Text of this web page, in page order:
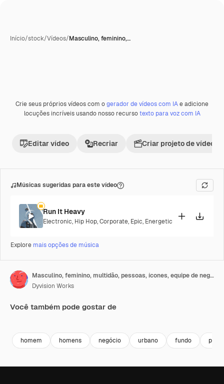
Início/stock/Vídeos/Masculino, feminino,…
Premium
Crie seus próprios vídeos com ogerador de vídeos com IAe adicione
locuções incríveis usando nosso recursotexto para voz com IA
Editar vídeo Recriar Criar projeto de vídeo
Músicas sugeridas para este vídeo
Run It Heavy
Electronic, Hip Hop,Corporate, Epic, Energetic
Explore mais opções de música
Masculino, feminino, multidão, pessoas, ícones, equipe de negócios, sexos, gênero 4K
Dyvision Works
Você também pode gostar de
homem homens negócio urbano fundo